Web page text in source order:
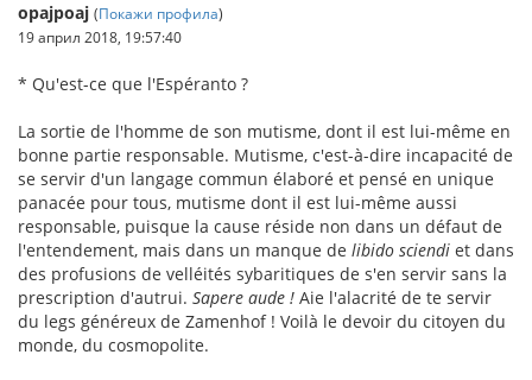
opajpoaj (Покажи профила)
19 април 2018, 19:57:40
* Qu'est-ce que l'Espéranto ?
La sortie de l'homme de son mutisme, dont il est lui-même en
bonne partie responsable. Mutisme, c'est-à-dire incapacité de
se servir d'un langage commun élaboré et pensé en unique
panacée pour tous, mutisme dont il est lui-même aussi
responsable, puisque la cause réside non dans un défaut de
l'entendement, mais dans un manque de libido sciendi et dans
des profusions de velléités sybaritiques de s'en servir sans la
prescription d'autrui. Sapere aude ! Aie l'alacrité de te servir
du legs généreux de Zamenhof ! Voilà le devoir du citoyen du
monde, du cosmopolite.